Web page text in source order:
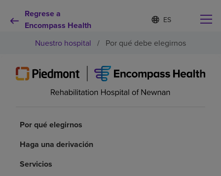
Regrese a
Encompass Health
Lista
de
contraída
d
o
s
e
l
Pacientes y cuidadores
Recursos de salud
Nuestro hospital / Por qué debe elegirnos
Por qué elegirnos
Haga una derivación
Servicios